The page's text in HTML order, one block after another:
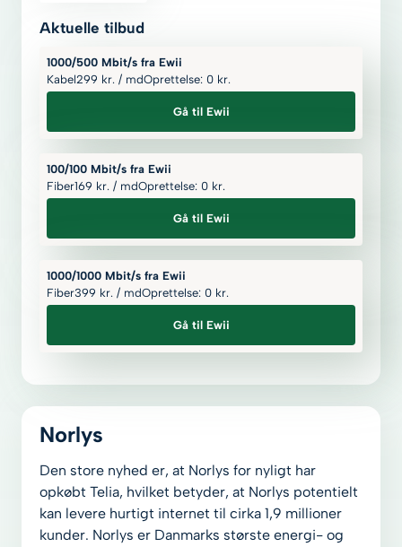
Aktuelle tilbud
1000/500 Mbit/s fra Ewii
Kabel299 kr. / mdOprettelse: 0 kr.
Gå til Ewii
100/100 Mbit/s fra Ewii
Fiber169 kr. / mdOprettelse: 0 kr.
Gå til Ewii
1000/1000 Mbit/s fra Ewii
Fiber399 kr. / mdOprettelse: 0 kr.
Gå til Ewii
Norlys
Den store nyhed er, at Norlys for nyligt har
opkøbt Telia, hvilket betyder, at Norlys potentielt
kan levere hurtigt internet til cirka 1,9 millioner
kunder. Norlys er Danmarks største energi- og